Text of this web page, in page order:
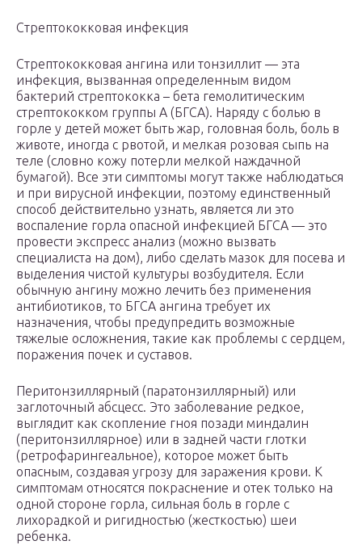
Стрептококковая инфекция
Стрептококковая ангина или тонзиллит — эта
инфекция, вызванная определенным видом
бактерий стрептококка – бета гемолитическим
стрептококком группы А (БГСА). Наряду с болью в
горле у детей может быть жар, головная боль, боль в
животе, иногда с рвотой, и мелкая розовая сыпь на
теле (словно кожу потерли мелкой наждачной
бумагой). Все эти симптомы могут также наблюдаться
и при вирусной инфекции, поэтому единственный
способ действительно узнать, является ли это
воспаление горла опасной инфекцией БГСА — это
провести экспресс анализ (можно вызвать
специалиста на дом), либо сделать мазок для посева и
выделения чистой культуры возбудителя. Если
обычную ангину можно лечить без применения
антибиотиков, то БГСА ангина требует их
назначения, чтобы предупредить возможные
тяжелые осложнения, такие как проблемы с сердцем,
поражения почек и суставов.
Перитонзиллярный (паратонзиллярный) или
заглоточный абсцесс. Это заболевание редкое,
выглядит как скопление гноя позади миндалин
(перитонзиллярное) или в задней части глотки
(ретрофарингеальное), которое может быть
опасным, создавая угрозу для заражения крови. К
симптомам относятся покраснение и отек только на
одной стороне горла, сильная боль в горле с
лихорадкой и ригидностью (жесткостью) шеи
ребенка.